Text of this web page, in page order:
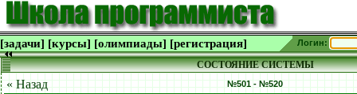
[задачи] [курсы] [олимпиады] [регистрация] Логин:
СОСТОЯНИЕ СИСТЕМЫ
« Назад №501 - №520